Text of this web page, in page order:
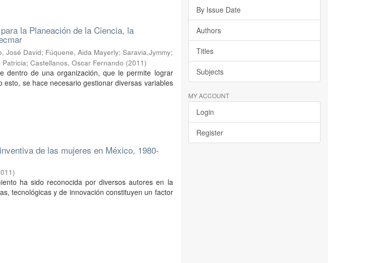
la Planeación de la Ciencia, la
José David; Fúquene, Aida Mayerly;Saravia,Jymmy;
Patricia;Castellanos, Oscar Fernando (2011)
dentro de una organización, que le permite lograr
se hace necesario gestionar diversas variables
de las mujeres en México, 1980-
)
ha sido reconocida por diversos autores en la
tecnológicas y de innovación constituyen un factor
By Issue Date
Authors
Titles
Subjects
MY ACCOUNT
Login
Register